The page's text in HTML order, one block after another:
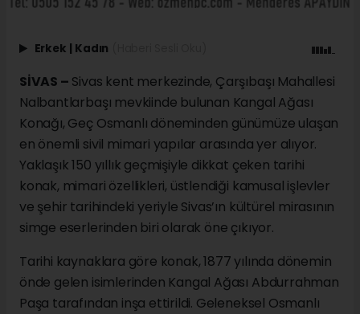
Erkek Kadın
SİVAS – Sivas kent merkezinde, Çarşıbaşı Mahallesi
Nalbantlarbaşı mevkiinde bulunan Kangal Ağası
Konağı, Geç Osmanlı döneminden günümüze ulaşan
en önemli sivil mimari yapılar arasında yer alıyor.
Yaklaşık 150 yıllık geçmişiyle dikkat çeken tarihi
konak, mimari özellikleri, üstlendiği kamusal işlevler
ve şehir tarihindeki yeriyle Sivas’ın kültürel mirasının
simge eserlerinden biri olarak öne çıkıyor.
Tarihi kaynaklara göre konak, 1877 yılında dönemin
önde gelen isimlerinden Kangal Ağası Abdurrahman
Paşa tarafından inşa ettirildi. Geleneksel Osmanlı